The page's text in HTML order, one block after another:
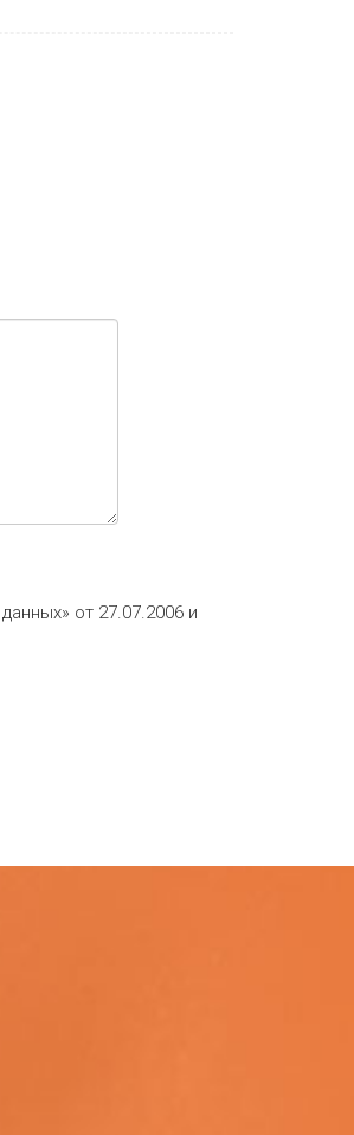
от 27.07.2006 и